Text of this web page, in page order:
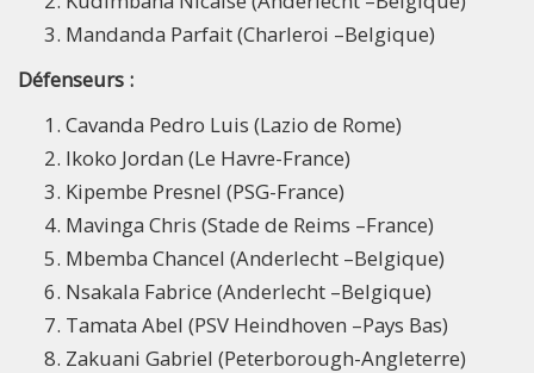
Mandanda Parfait (Charleroi –Belgique)
Défenseurs :
Cavanda Pedro Luis (Lazio de Rome)
Ikoko Jordan (Le Havre-France)
Kipembe Presnel (PSG-France)
Mavinga Chris (Stade de Reims –France)
Mbemba Chancel (Anderlecht –Belgique)
Nsakala Fabrice (Anderlecht –Belgique)
Tamata Abel (PSV Heindhoven –Pays Bas)
Zakuani Gabriel (Peterborough-Angleterre)